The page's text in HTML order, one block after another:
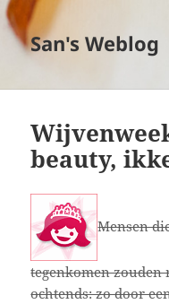
San's Weblog
beauty,
Mensen
tegenkomen zouden
ochtends: zo door